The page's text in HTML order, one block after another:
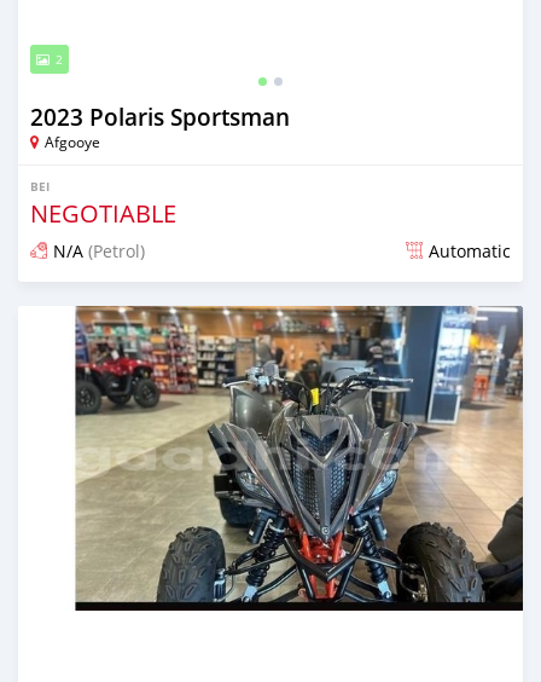
2
2023 Polaris Sportsman
Afgooye
BEI
NEGOTIABLE
N/A (Petrol) Automatic
Ilitangazwa kama miaka 2 iliopita